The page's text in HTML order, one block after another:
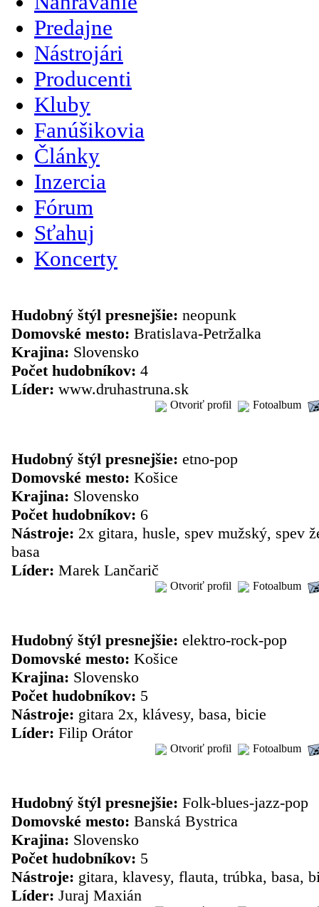
Predajne
Nástrojári
Producenti
Kluby
Fanúšikovia
Články
Inzercia
Fórum
Sťahuj
Koncerty
Hudobný štýl presnejšie: neopunk
Domovské mesto: Bratislava-Petržalka
Krajina: Slovensko
Počet hudobníkov: 4
Líder: www.druhastruna.sk
Otvoriť profil Fotoalbum
Hudobný štýl presnejšie: etno-pop
Domovské mesto: Košice
Krajina: Slovensko
Počet hudobníkov: 6
Nástroje: 2x gitara, husle, spev mužský, spev
basa
Líder: Marek Lančarič
Otvoriť profil Fotoalbum
Hudobný štýl presnejšie: elektro-rock-pop
Domovské mesto: Košice
Krajina: Slovensko
Počet hudobníkov: 5
Nástroje: gitara 2x, klávesy, basa, bicie
Líder: Filip Orátor
Otvoriť profil Fotoalbum
Hudobný štýl presnejšie: Folk-blues-jazz-pop
Domovské mesto: Banská Bystrica
Krajina: Slovensko
Počet hudobníkov: 5
Nástroje: gitara, klavesy, flauta, trúbka, basa,
Líder: Juraj Maxián